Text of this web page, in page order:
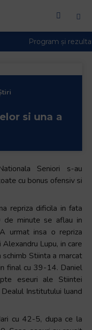
si una a
Seniori s-au
cu bonus ofensiv si
repriza dificila in fata
de minute se aflau in
urmat insa o repriza
Lupu, in care
schimb Stiinta a marcat
final cu 39-14. Daniel
eseuri ale Stiintei
Institutului luand
cu 42-5, dupa ce la